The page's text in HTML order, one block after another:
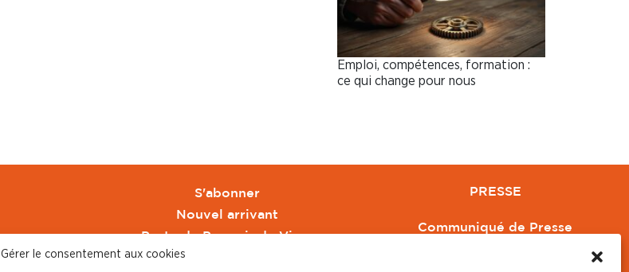
Gérer le consentement aux cookies
Emploi, compétences, formation :
ce qui change pour nous
S'abonner
Nouvel arrivant
Pacte de Pouvoir de Vivre
Toute l'actu CFDT Orange
PRESSE
Communiqué de Presse